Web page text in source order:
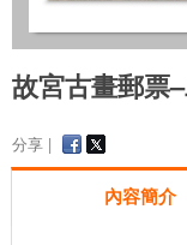
故宮古畫郵票
分享 |
內容簡介